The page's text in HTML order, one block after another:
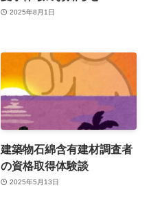
2025年8月1日
建築物石綿含有建材調査者
の資格取得体験談
2025年5月13日